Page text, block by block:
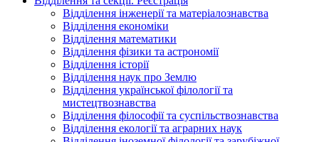
Відділення інженерії та матеріалознавства
Відділення економіки
Відділення математики
Відділення фізики та астрономії
Відділення історії
Відділення наук про Землю
Відділення української філології та
мистецтвознавства
Відділення філософії та суспільствознавства
Відділення екології та аграрних наук